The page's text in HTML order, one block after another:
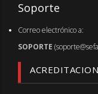
Soporte
Correo electrónico a:
SOPORTE